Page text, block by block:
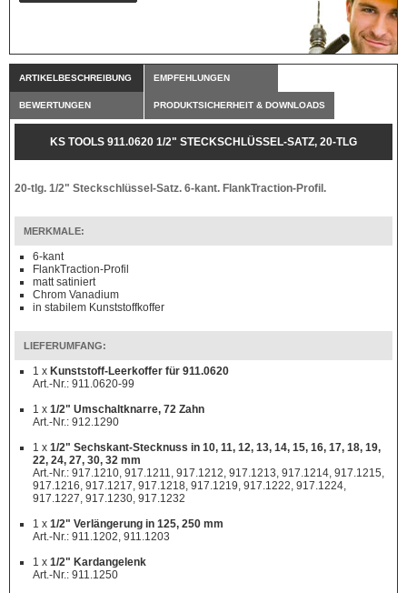
ARTIKELBESCHREIBUNG EMPFEHLUNGEN
BEWERTUNGEN PRODUKTSICHERHEIT & DOWNLOADS
KS TOOLS 911.0620 1/2" STECKSCHLÜSSEL-SATZ, 20-TLG
20-tlg. 1/2" Steckschlüssel-Satz. 6-kant. FlankTraction-Profil.
MERKMALE:
6-kant
FlankTraction-Profil
matt satiniert
Chrom Vanadium
in stabilem Kunststoffkoffer
LIEFERUMFANG:
1 x Kunststoff-Leerkoffer für 911.0620
Art.-Nr.: 911.0620-99
1 x 1/2" Umschaltknarre, 72 Zahn
Art.-Nr.: 912.1290
1 x 1/2" Sechskant-Stecknuss in 10, 11, 12, 13, 14, 15, 16, 17, 18, 19,
22, 24, 27, 30, 32 mm
Art.-Nr.: 917.1210, 917.1211, 917.1212, 917.1213, 917.1214, 917.1215,
917.1216, 917.1217, 917.1218, 917.1219, 917.1222, 917.1224,
917.1227, 917.1230, 917.1232
1 x 1/2" Verlängerung in 125, 250 mm
Art.-Nr.: 911.1202, 911.1203
1 x 1/2" Kardangelenk
Art.-Nr.: 911.1250